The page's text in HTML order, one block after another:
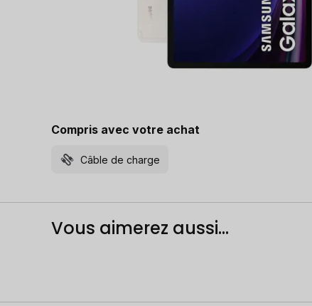
Compris avec votre achat
Câble de charge
Vous aimerez aussi...